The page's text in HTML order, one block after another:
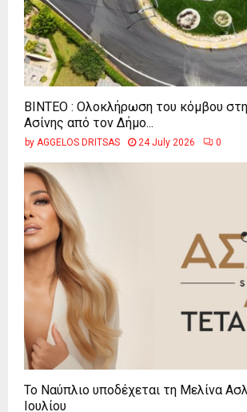
ΒΙΝΤΕΟ : Ολοκλήρωση του κόμβου
Ασίνης από τον Δήμο...
by AGGELOS DRITSAS 24 July 2026 0
Το Ναύπλιο υποδέχεται τη Μελίνα
Ιουλίου